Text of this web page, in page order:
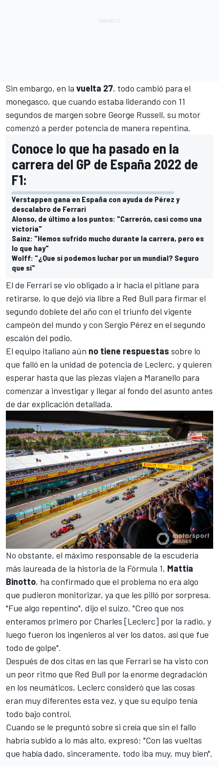
Sin embargo, en la vuelta 27, todo cambió para el
monegasco, que cuando estaba liderando con 11
segundos de margen sobre George Russell, su motor
comenzó a perder potencia de manera repentina.
Conoce lo que ha pasado en la
carrera del GP de España 2022 de
F1:
Verstappen gana en España con ayuda de Pérez y
descalabro de Ferrari
Alonso, de último a los puntos: "Carrerón, casi como una
victoria"
Sainz: "Hemos sufrido mucho durante la carrera, pero es
lo que hay"
Wolff: "¿Que si podemos luchar por un mundial? Seguro
que sí"
El de Ferrari se vio obligado a ir hacia el pitlane para
retirarse, lo que dejó vía libre a Red Bull para firmar el
segundo doblete del año con el triunfo del vigente
campeón del mundo y con Sergio Pérez en el segundo
escalón del podio.
El equipo italiano aún no tiene respuestas sobre lo
que falló en la unidad de potencia de Leclerc, y quieren
esperar hasta que las piezas viajen a Maranello para
comenzar a investigar y llegar al fondo del asunto antes
de dar explicación detallada.
No obstante, el máximo responsable de la escudería
más laureada de la historia de la Fórmula 1, Mattia
Binotto, ha confirmado que el problema no era algo
que pudieron monitorizar, ya que les pilló por sorpresa.
"Fue algo repentino", dijo el suizo. "Creo que nos
enteramos primero por Charles [Leclerc] por la radio, y
luego fueron los ingenieros al ver los datos, así que fue
todo de golpe".
Después de dos citas en las que Ferrari se ha visto con
un peor ritmo que Red Bull por la enorme degradación
en los neumáticos, Leclerc consideró que las cosas
eran muy diferentes esta vez, y que su equipo tenía
todo bajo control.
Cuando se le preguntó sobre si creía que sin el fallo
habría subido a lo más alto, expresó: "Con las vueltas
que había dado, sinceramente, todo iba muy, muy bien".